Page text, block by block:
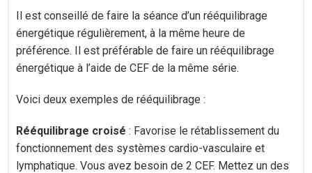
Il est conseillé de faire la séance d’un rééquilibrage
énergétique régulièrement, à la même heure de
préférence. Il est préférable de faire un rééquilibrage
énergétique à l’aide de CEF de la même série.
Voici deux exemples de rééquilibrage :
Rééquilibrage croisé : Favorise le rétablissement du
fonctionnement des systèmes cardio-vasculaire et
lymphatique. Vous avez besoin de 2 CEF. Mettez un des